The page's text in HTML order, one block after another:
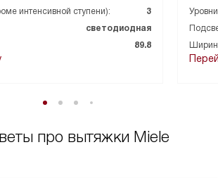
интенсивной ступени):
3
светодиодная
89.8
про вытяжки Miele